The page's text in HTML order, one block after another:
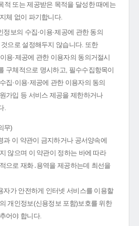
적 또는 제공받은 목적을 달성한 때에는
체 없이 파기합니다.
정보의 수집·이용·제공에 관한 동의
으로 설정해두지 않습니다. 또한
용·제공에 관한 이용자의 동의거절시
구체적으로 명시하고, 필수수집항목이
집·이용·제공에 관한 이용자의 동의
가입 등 서비스 제공을 제한하거나
.
무)
과 이 약관이 금지하거나 공서양속에
않으며 이 약관이 정하는 바에 따라
으로 재화․용역을 제공하는데 최선을
자가 안전하게 인터넷 서비스를 이용할
개인정보(신용정보 포함)보호를 위한
어야 합니다.